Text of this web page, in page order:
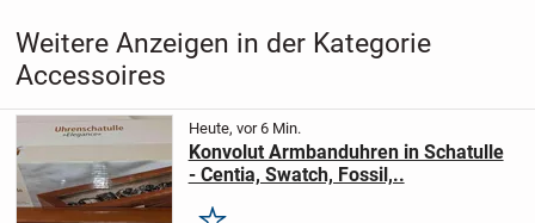
Weitere Anzeigen in der Kategorie
Accessoires
Heute, vor 6 Min.
Konvolut Armbanduhren in Schatulle
- Centia, Swatch, Fossil,..